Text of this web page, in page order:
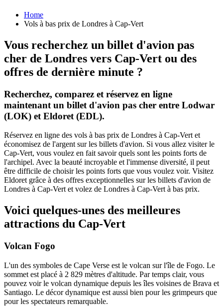
Home
Vols à bas prix de Londres à Cap-Vert
Vous recherchez un billet d'avion pas
cher de Londres vers Cap-Vert ou des
offres de dernière minute ?
Recherchez, comparez et réservez en ligne
maintenant un billet d'avion pas cher entre Lodwar
(LOK) et Eldoret (EDL).
Réservez en ligne des vols à bas prix de Londres à Cap-Vert et
économisez de l'argent sur les billets d'avion. Si vous allez visiter le
Cap-Vert, vous voulez en fait savoir quels sont les points forts de
l'archipel. Avec la beauté incroyable et l'immense diversité, il peut
être difficile de choisir les points forts que vous voulez voir. Visitez
Eldoret grâce à des offres exceptionnelles sur les billets d'avion de
Londres à Cap-Vert et volez de Londres à Cap-Vert à bas prix.
Voici quelques-unes des meilleures
attractions du Cap-Vert
Volcan Fogo
L'un des symboles de Cape Verse est le volcan sur l'île de Fogo. Le
sommet est placé à 2 829 mètres d'altitude. Par temps clair, vous
pouvez voir le volcan dynamique depuis les îles voisines de Brava et
Santiago. Le décor dynamique est aussi bien pour les grimpeurs que
pour les spectateurs remarquable.